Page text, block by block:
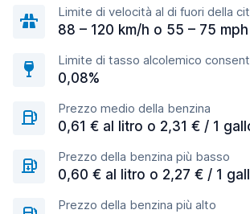
Limite di velocità al di fuori della
88 – 120 km/h o 55 – 75 mph
Limite di tasso alcolemico
0,08%
Prezzo medio della benzina
0,61 € al litro o 2,31 € / 1
Prezzo della benzina più basso
0,60 € al litro o 2,27 € / 1
Prezzo della benzina più alto